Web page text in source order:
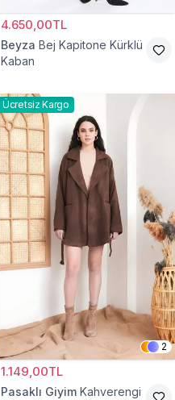
4.650,00TL
Beyza Bej Kapitone Kürklü
Kaban
Ücretsiz Kargo
2
1.149,00TL
Pasaklı Giyim Kahverengi